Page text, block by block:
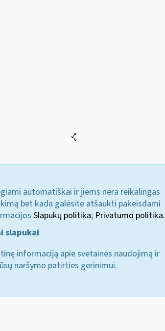
automatiškai ir jiems nėra reikalingas
bet kada galėsite atšaukti pakeisdami
Slapukų politika; Privatumo politika.
slapukai
informaciją apie svetainės naudojimą ir
naršymo patirties gerinimui.